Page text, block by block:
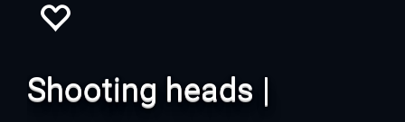
Shooting heads |